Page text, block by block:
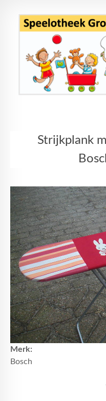
Speelgoed
Routebeschrijving
Contact
Strijkplank
Merk:
Bosch